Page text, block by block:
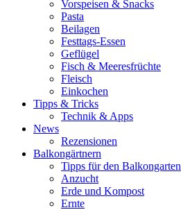
Vorspeisen & Snacks
Pasta
Beilagen
Festtags-Essen
Geflügel
Fisch & Meeresfrüchte
Fleisch
Einkochen
Tipps & Tricks
Technik & Apps
News
Rezensionen
Balkongärtnern
Tipps für den Balkongarten
Anzucht
Erde und Kompost
Ernte